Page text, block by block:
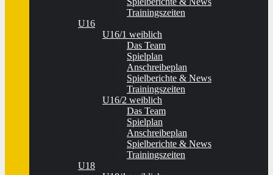
Trainingszeiten
U16
U16/1 weiblich
Das Team
Spielplan
Anschreibeplan
Spielberichte & News
Trainingszeiten
U16/2 weiblich
Das Team
Spielplan
Anschreibeplan
Spielberichte & News
Trainingszeiten
U18